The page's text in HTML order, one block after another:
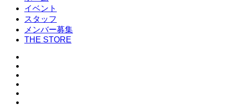
イベント
スタッフ
メンバー募集
THE STORE